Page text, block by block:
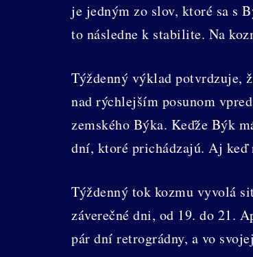
je jedným zo slov, ktoré sa s
to následne k stabilite. Na
Týždenný výklad potvrdzuje,
nad rýchlejším posunom
zemského Býka. Keďže Býk
dní, ktoré prichádzajú. Aj
Týždenný tok kozmu vyvolá
záverečné dni, od 19. do 21.
pár dní retrográdny, a vo